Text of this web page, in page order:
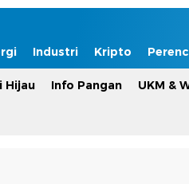
Industri Kripto
Hijau Info Pangan UKM &